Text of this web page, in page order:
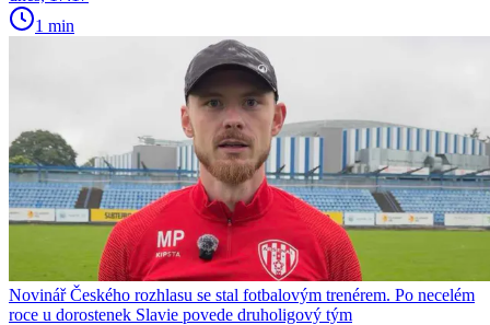
1 min
Novinář Českého rozhlasu se stal fotbalovým trenérem. Po necelém
roce u dorostenek Slavie povede druholigový tým